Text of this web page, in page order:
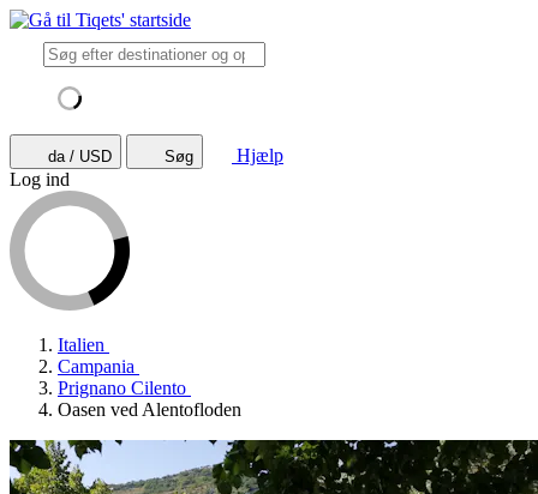
da / USD Søg
Hjælp
Log ind
Italien
Campania
Prignano Cilento
Oasen ved Alentofloden